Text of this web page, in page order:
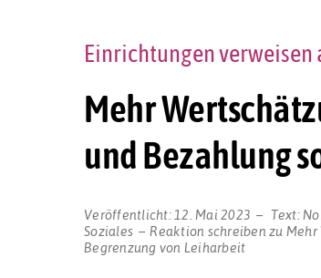
Mehr
und Bezahlung
Einrichtungen verweisen
Veröffentlicht: 12. Mai 2023 Text:
Soziales
Reaktion schreiben zu
Begrenzung von Leiharbeit